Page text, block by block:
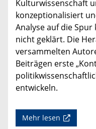
Kulturwissenschaft
konzeptionalisiert
Analyse auf die
nicht geklärt. Die
versammelten
Beiträgen erste
entwickeln.
Mehr lesen